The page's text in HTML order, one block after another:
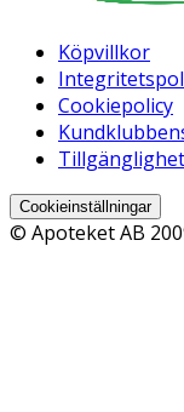
Köpvillkor
Cookiepolicy
Tillgänglighet
Cookieinställningar
© Apoteket AB